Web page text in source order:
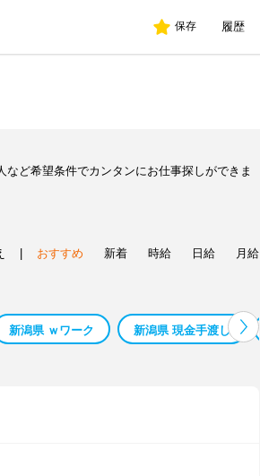
保存 履歴
ど希望条件でカンタンにお仕事探しができま
おすすめ 新着 時給 日給 月給
新潟県 ｗワーク 新潟県 現金手渡し